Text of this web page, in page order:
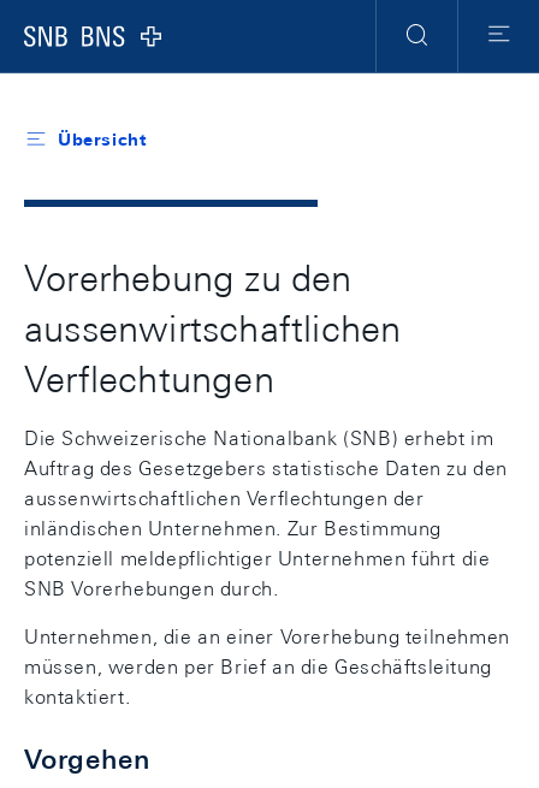
Logo
Navigation
Suche Menu
Übersicht
Vorerhebung zu den
aussenwirtschaftlichen
Verflechtungen
Die Schweizerische Nationalbank (SNB) erhebt im
Auftrag des Gesetzgebers statistische Daten zu den
aussenwirtschaftlichen Verflechtungen der
inländischen Unternehmen. Zur Bestimmung
potenziell meldepflichtiger Unternehmen führt die
SNB Vorerhebungen durch.
Unternehmen, die an einer Vorerhebung teilnehmen
müssen, werden per Brief an die Geschäftsleitung
kontaktiert.
Vorgehen